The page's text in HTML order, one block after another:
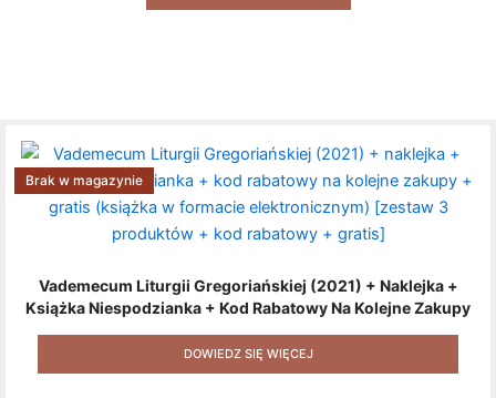
Vademecum Liturgii Gregoriańskiej (2021) + Naklejka +
Książka Niespodzianka + Kod Rabatowy Na Kolejne Zakupy
Produktów + Kod Rabatowy + Gratis]
Brak w magazynie
DOWIEDZ SIĘ WIĘCEJ